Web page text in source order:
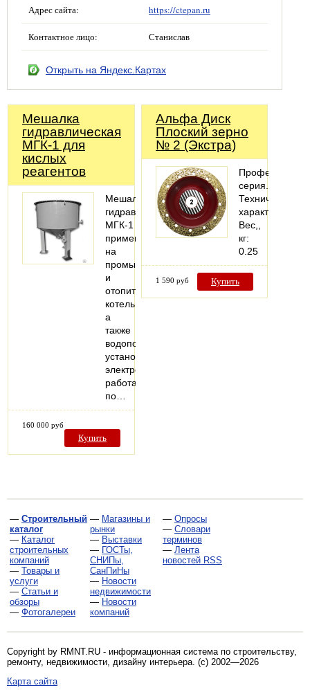
Адрес сайта: https://ctepan.ru
Контактное лицо: Станислав
Открыть на Яндекс.Картах
Мешалка
гидравлическая
МГК-1 для
кислых
реагентов
Мешалки
гидравлические
МГК-1
применяются
на
промышленных
и
отопительных
котельных,
а
также
водоподготовительных
установках
электростанций,
работающих
по…
160 000 руб
Купить
Альфа Диск
Плоский зерно
№ 2 (Экстра)
серия.
Технические
характеристики
Вес,,
кг:
0.25
1 590 руб Купить
— Строительный
каталог
— Каталог
строительных
компаний
— Товары и
услуги
— Статьи и
обзоры
— Фотогалереи
— Магазины и
рынки
— Выставки
— ГОСТы,
СНИПы,
СанПиНы
— Новости
недвижимости
— Новости
компаний
— Опросы
— Словари
терминов
— Лента
новостей RSS
Copyright by RMNT.RU - информационная система по строительству,
ремонту, недвижимости, дизайну интерьера. (c) 2002—2026
Карта сайта